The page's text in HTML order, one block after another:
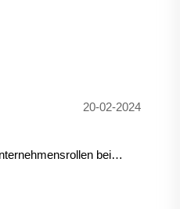
20-02-2024
Laden von Elektrofahrzeugen